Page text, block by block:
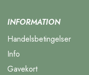
INFORMATION
Handelsbetingelser
Info
Gavekort